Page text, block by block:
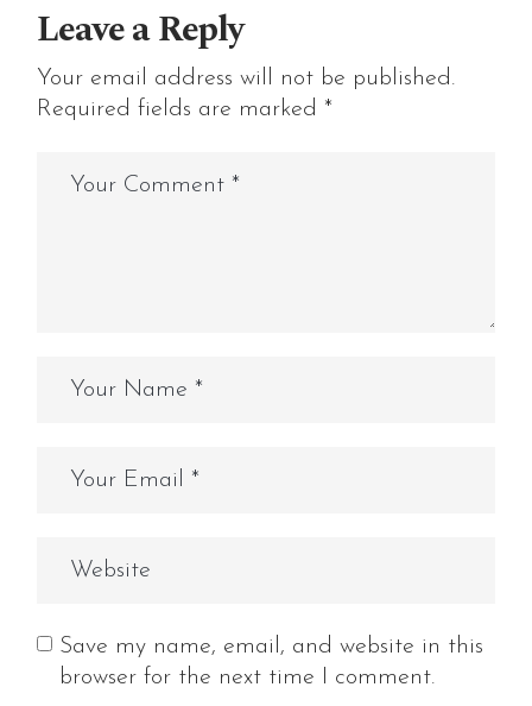
Leave a Reply
Your email address will not be published.
Required fields are marked *
Save my name, email, and website in this
browser for the next time I comment.